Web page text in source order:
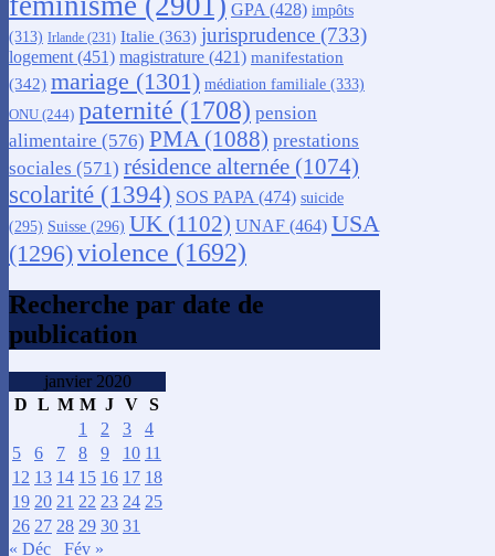
GPA (428) impôts
(313) Irlande (231) Italie (363) jurisprudence (733)
logement (451) magistrature (421) manifestation
(342) mariage (1301) médiation familiale (333)
ONU (244) paternité (1708) pension
alimentaire (576) PMA(1088) prestations
sociales (571) résidence alternée (1074)
scolarité (1394) SOS PAPA(474) suicide
(295) Suisse (296) UK (1102) UNAF (464) USA
(1296)violence (1692)
Recherche par date de
publication
janvier 2020
D L M M J V S
1
2 3
4
5
6 7 8 9 10 11
12 13 14 15 16 17 18
19 20 21 22 23 24 25
26 27 28 29 30 31
« Déc
Fév »